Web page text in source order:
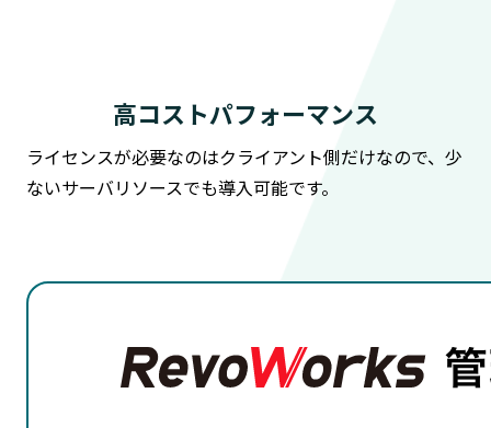
高コストパフォーマンス
ライセンスが必要なのはクライアント側だけなので、少
ないサーバリソースでも導入可能です。